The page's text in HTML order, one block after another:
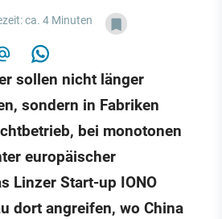
ca. 4 Minuten
sollen nicht länger
sondern in Fabriken
bei monotonen
europäischer
Linzer Start-up IONO
dort angreifen, wo China